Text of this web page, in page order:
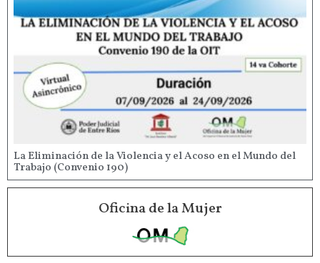
La Eliminación de la Violencia y el Acoso en el Mundo del
Trabajo (Convenio 190)
Oficina de la Mujer